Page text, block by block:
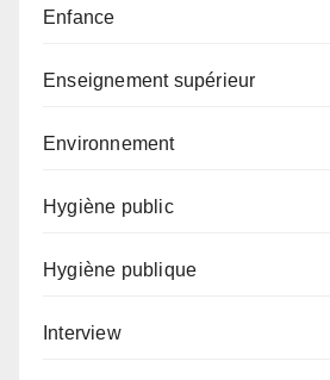
Enfance
Enseignement supérieur
Environnement
Hygiène public
Hygiène publique
Interview